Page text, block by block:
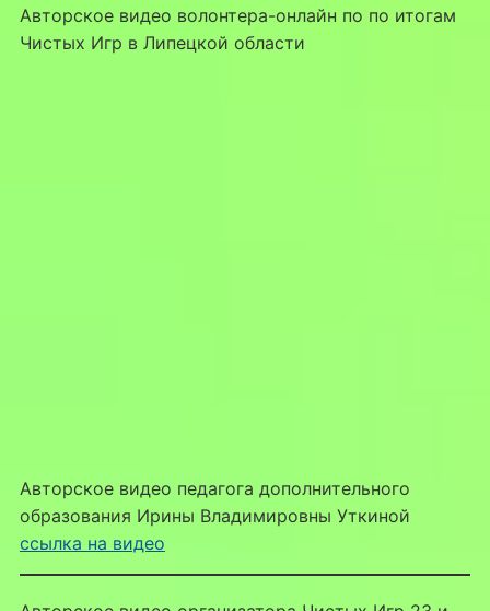
Авторское видео волонтера-онлайн по по итогам
Чистых Игр в Липецкой области
Авторское видео педагога дополнительного
образования Ирины Владимировны Уткиной
ссылка на видео